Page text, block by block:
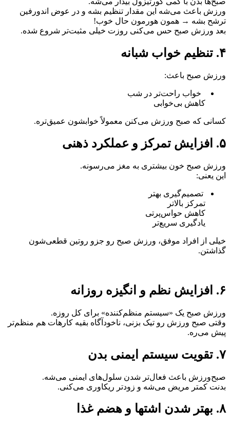
ورزش باعث می‌شه این مقدار تنظیم بشه و در عوض اندورفین
ترشح بشه → همون هورمون حال خوب!
بعد ورزش صبح حس می‌کنی روزت خیلی مثبت‌تر شروع شده.
۴. تنظیم خواب شبانه
ورزش صبح باعث:
خواب راحت‌تر در شب
کاهش بی‌خوابی
کسانی که صبح ورزش می‌کنن معمولاً خوابشون عمیق‌تره.
۵. افزایش تمرکز و عملکرد ذهنی
ورزش صبح خون بیشتری به مغز می‌رسونه.
این یعنی:
تصمیم‌گیری بهتر
تمرکز بالاتر
کاهش حواس‌پرتی
یادگیری سریع‌تر
خیلی از افراد موفق، ورزش صبح رو جزو روتین قطعی‌شون
گذاشتن.
۶. افزایش نظم و انگیزه روزانه
ورزش صبح یک «سیستم منظم‌کننده» برای کل روزه.
وقتی صبح ورزش رو تیک بزنی، ناخودآگاه بقیه کارهات هم منظم‌تر
پیش می‌ره.
۷. تقویت سیستم ایمنی بدن
صبح‌ورزش باعث فعال‌تر شدن سلول‌های ایمنی می‌شه.
بدنت کمتر مریض می‌شه و زودتر ریکاوری می‌کنی.
۸. بهتر شدن اشتها و هضم غذا